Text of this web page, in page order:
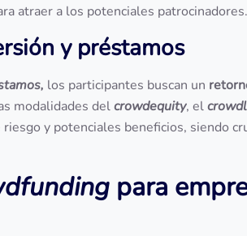
atraer a los potenciales patrocinadores.
y préstamos
los participantes buscan un
modalidades delcrowdequity, el
y potenciales beneficios, siendo
para